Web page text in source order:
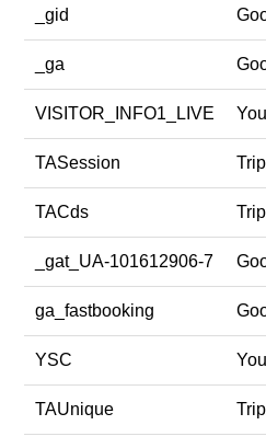
_gid
_ga
VISITOR_INFO1_LIVE
TASession
TACds
_gat_UA-101612906-7
ga_fastbooking
YSC
TAUnique